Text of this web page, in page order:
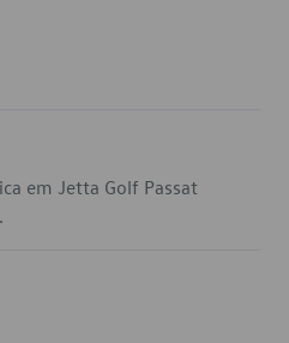
em Jetta Golf Passat